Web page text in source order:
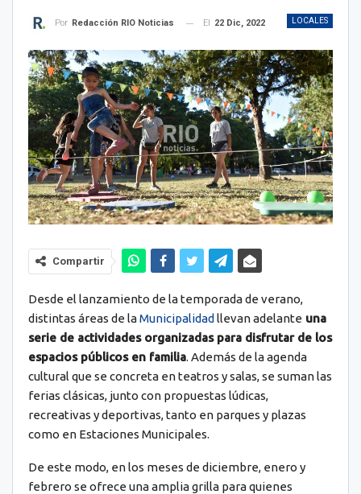
LOCALES
Por Redacción RIO Noticias El 22 Dic, 2022
Compartir
Desde el lanzamiento de la temporada de verano,
distintas áreas de laMunicipalidad llevan adelante una
serie de actividades organizadas para disfrutar de los
espacios públicos en familia. Además de la agenda
cultural que se concreta en teatros y salas, se suman las
ferias clásicas, junto con propuestas lúdicas,
recreativas y deportivas, tanto en parques y plazas
como en Estaciones Municipales.
De este modo, en los meses de diciembre, enero y
febrero se ofrece una amplia grilla para quienes